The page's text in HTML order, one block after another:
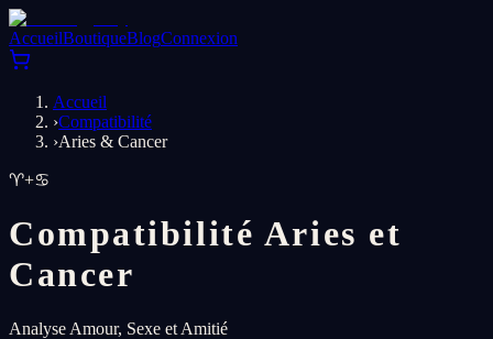
AccueilBoutiqueBlogConnexion
Accueil
›Compatibilité
›Aries & Cancer
♈+♋
Compatibilité Aries et
Cancer
Analyse Amour, Sexe et Amitié